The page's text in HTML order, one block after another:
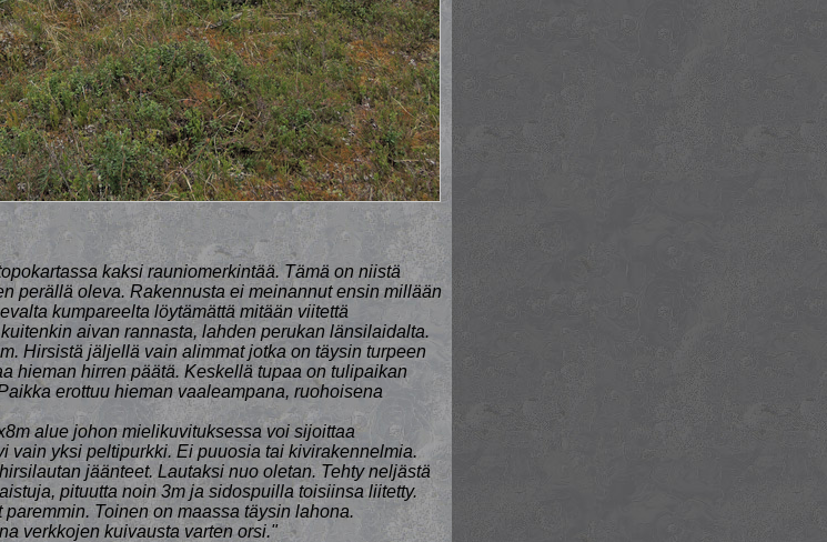
kaksi rauniomerkintää. Tämä on niistä
perällä oleva. Rakennusta ei meinannut ensin millään
kumpareelta löytämättä mitään viitettä
aivan rannasta, lahden perukan länsilaidalta.
Hirsistä jäljellä vain alimmat jotka on täysin turpeen
hieman hirren päätä. Keskellä tupaa on tulipaikan
erottuu hieman vaaleampana, ruohoisena
alue johon mielikuvituksessa voi sijoittaa
vain yksi peltipurkki. Ei puuosia tai kivirakennelmia.
jäänteet. Lautaksi nuo oletan. Tehty neljästä
pituutta noin 3m ja sidospuilla toisiinsa liitetty.
Toinen on maassa täysin lahona.
verkkojen kuivausta varten orsi."